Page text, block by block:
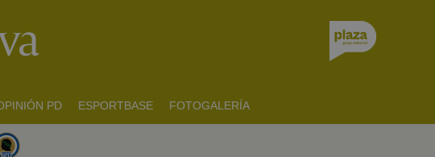
PD ESPORTBASE FOTOGALERÍA